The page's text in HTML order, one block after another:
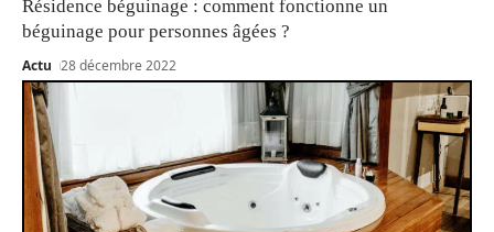
Résidence béguinage : comment fonctionne un
béguinage pour personnes âgées ?
Actu 28 décembre 2022